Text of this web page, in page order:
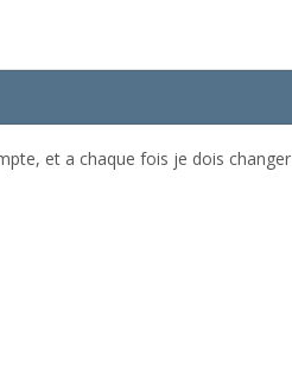
et a chaque fois je dois